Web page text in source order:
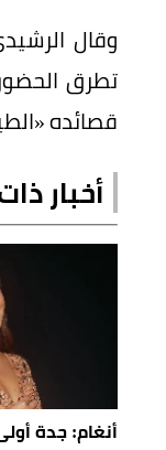
وقال
تطرق
قصائده
أخبار
أنغام: جدة